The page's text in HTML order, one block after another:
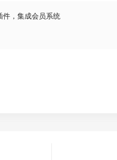
件，集成会员系统